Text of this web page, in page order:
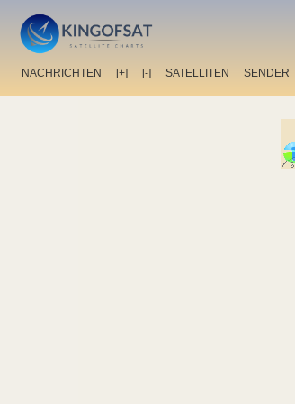
NACHRICHTEN [+] [-] SATELLITEN SENDER